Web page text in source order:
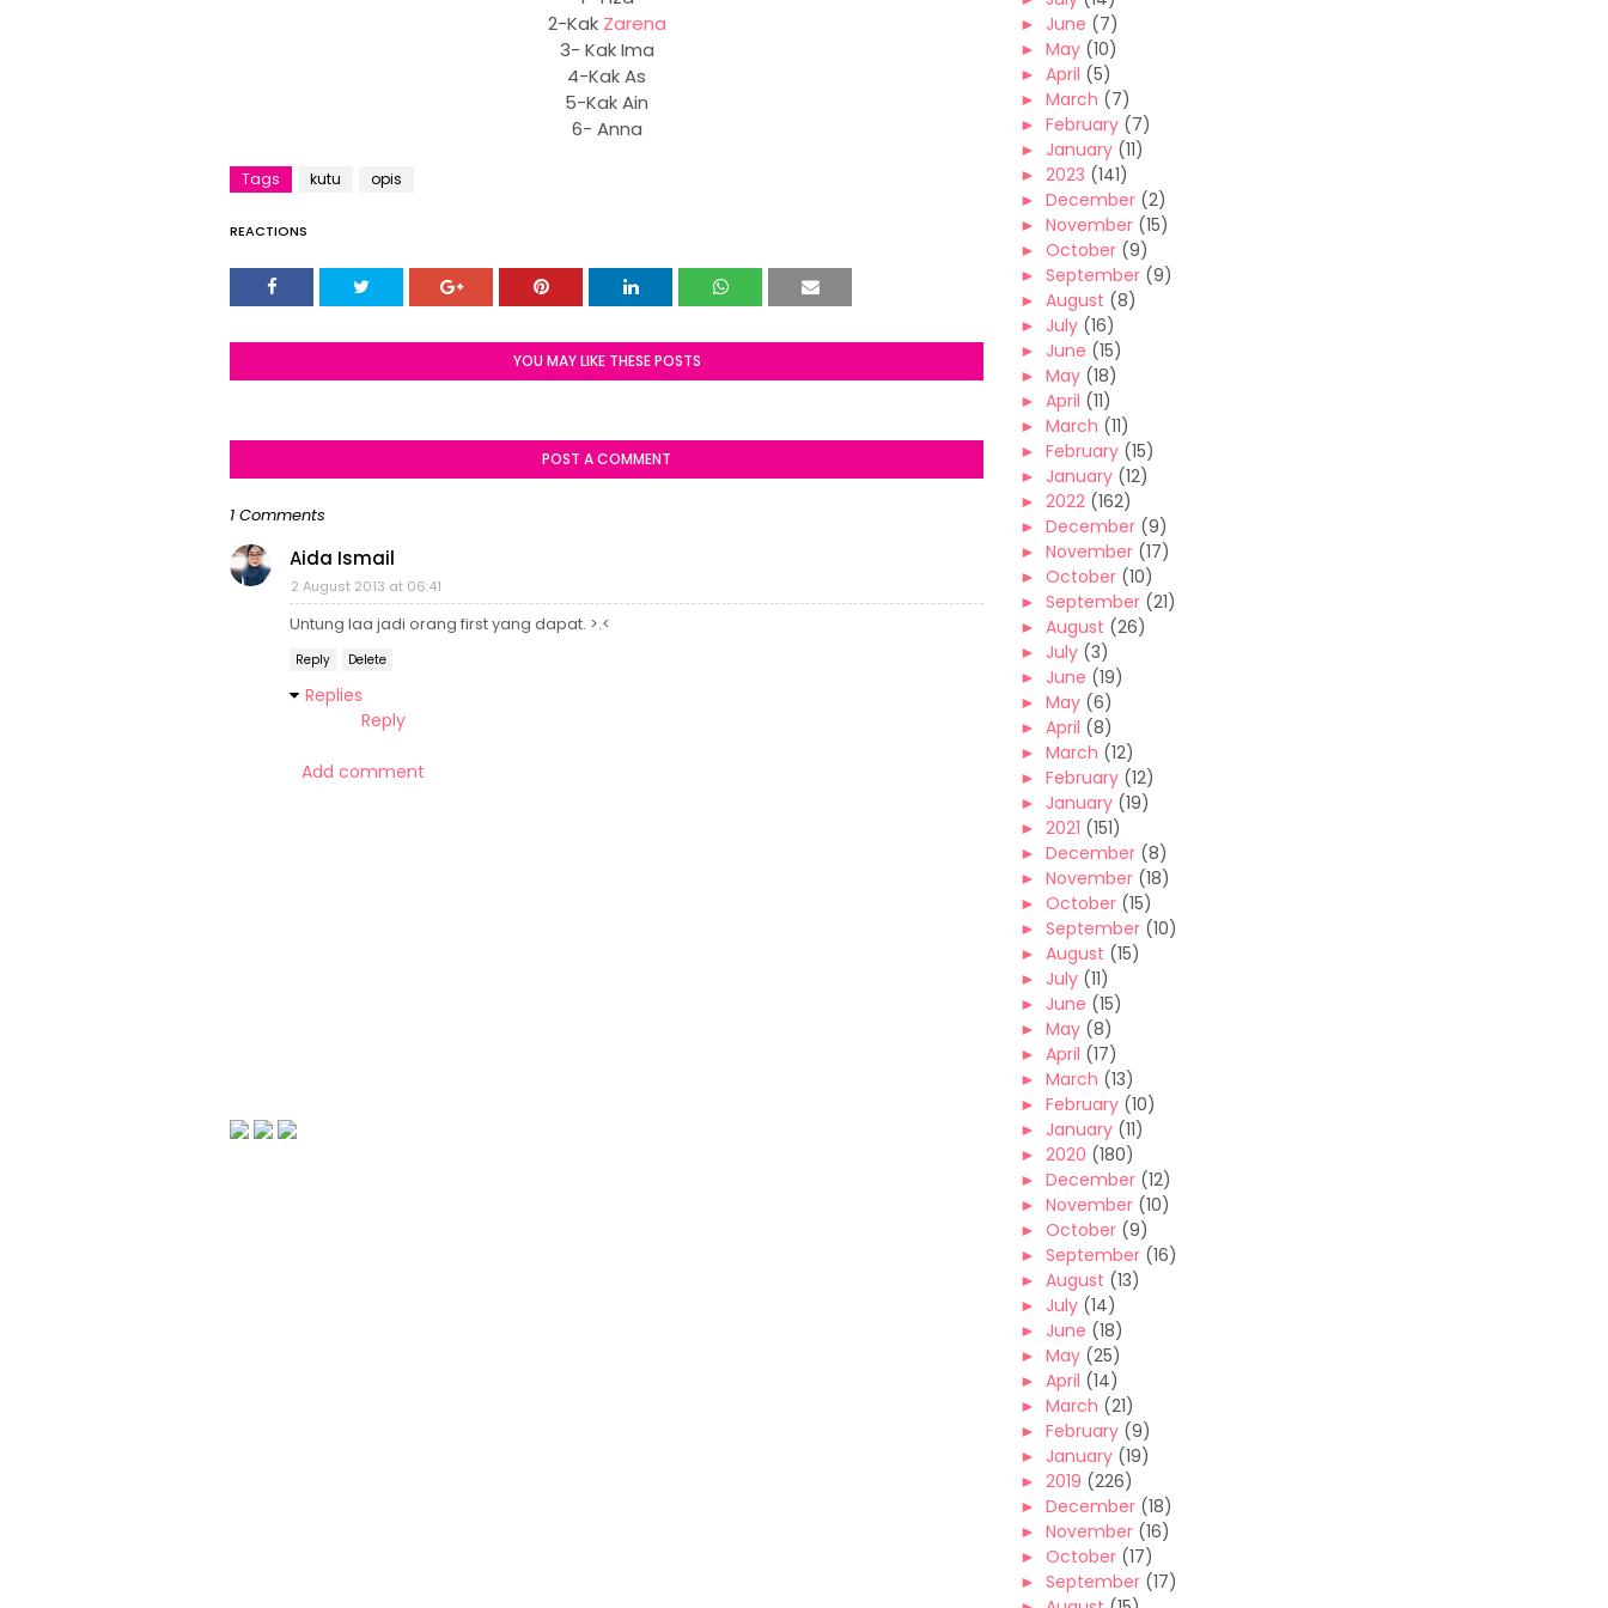
2-KakZarena
3- Kak Ima
4-Kak As
5-Kak Ain
6- Anna
Tags kutu opis
REACTIONS
YOU MAY LIKE THESE POSTS
POST A COMMENT
1 Comments
Aida Ismail
2 August 2013 at 06:41
Untung laa jadi orang first yang dapat. >.<
Reply Delete
Replies
Reply
Add comment
► June (7)
► May (10)
► April (5)
► March (7)
► February (7)
► January (11)
► 2023 (141)
► December (2)
► November (15)
► October (9)
► September (9)
► August (8)
► July (16)
► June (15)
► May (18)
► April (11)
► March (11)
► February (15)
► January (12)
► 2022 (162)
► December (9)
► November (17)
► October (10)
► September (21)
► August (26)
► July (3)
► June (19)
► May (6)
► April (8)
► March (12)
► February (12)
► January (19)
► 2021 (151)
► December (8)
► November (18)
► October (15)
► September (10)
► August (15)
► July (11)
► June (15)
► May (8)
► April (17)
► March (13)
► February (10)
► January (11)
► 2020 (180)
► December (12)
► November (10)
► October (9)
► September (16)
► August (13)
► July (14)
► June (18)
► May (25)
► April (14)
► March (21)
► February (9)
► January (19)
► 2019 (226)
► December (18)
► November (16)
► October (17)
► September (17)